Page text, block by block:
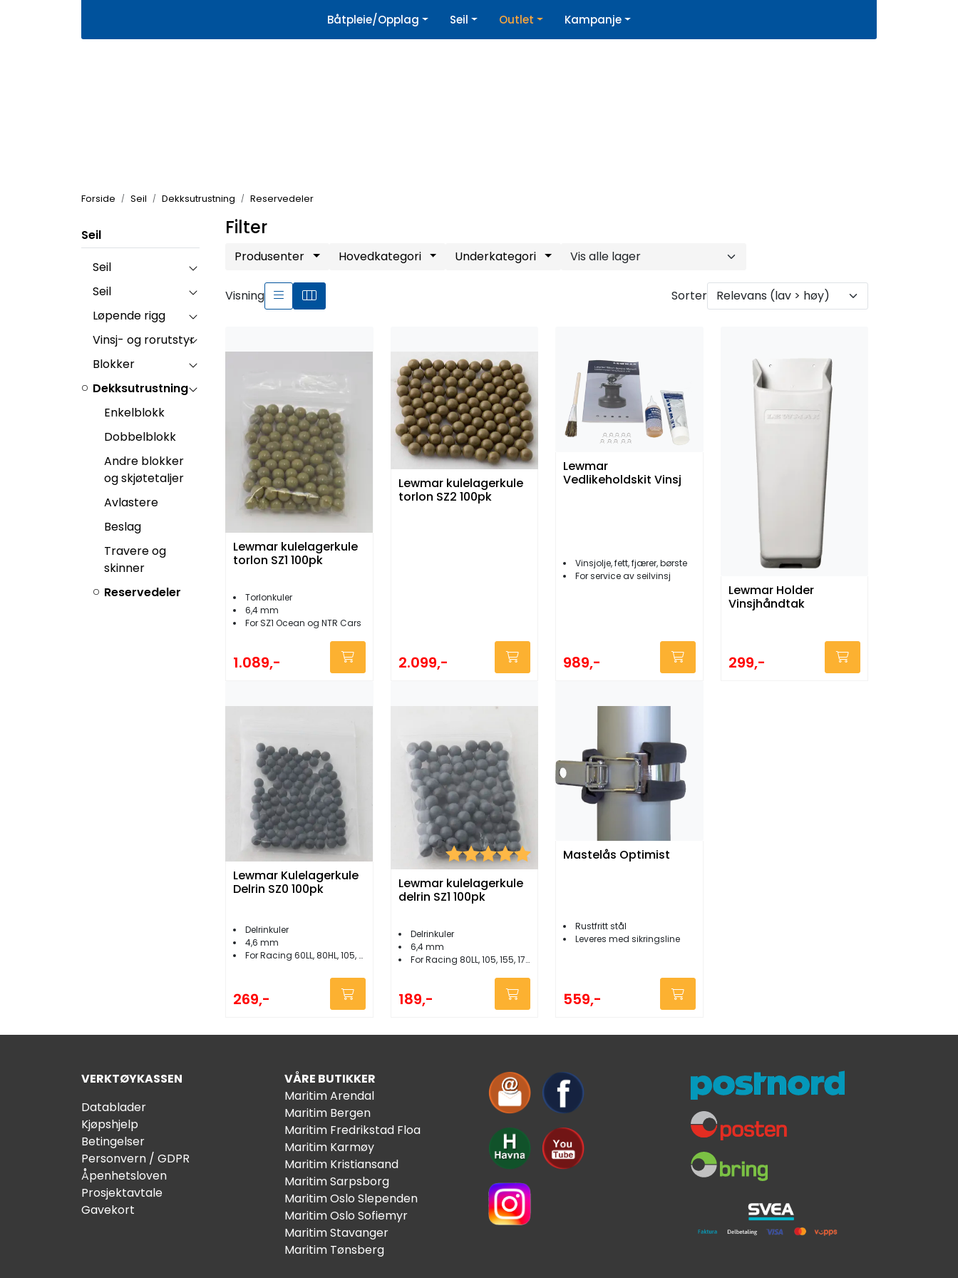
Kjøpshjelp | Nyhetsbrev
Båtpleie/Opplag Seil Outlet Kampanje
Forside Seil Dekksutrustning Reservedeler
Seil
Seil
Seil
Løpende rigg
Vinsj- og rorutstyr
Blokker
Dekksutrustning
Enkelblokk
Dobbelblokk
Andre blokker
og skjøtetaljer
Avlastere
Beslag
Travere og
skinner
Reservedeler
Filter
Produsenter Hovedkategori Underkategori
Visning Sorter
Lewmar kulelagerkule
torlon SZ1 100pk
Torlonkuler
6,4 mm
For SZ1 Ocean og NTR Cars
1.089,-
Lewmar kulelagerkule
torlon SZ2 100pk
2.099,-
Lewmar
Vedlikeholdskit Vinsj
Vinsjolje, fett, fjærer, børste
For service av seilvinsj
989,-
Lewmar Holder
Vinsjhåndtak
299,-
Lewmar Kulelagerkule
Delrin SZ0 100pk
Delrinkuler
4,6 mm
For Racing 60LL, 80HL, 105, 130 blokk/fotblokk
269,-
Karakter:
5.0 av 5 mulige
Lewmar kulelagerkule
delrin SZ1 100pk
Delrinkuler
6,4 mm
For Racing 80LL, 105, 155, 175 blokk/fotblokk
189,-
Mastelås Optimist
Rustfritt stål
Leveres med sikringsline
559,-
VERKTØYKASSEN
Datablader
Kjøpshjelp
Betingelser
Personvern / GDPR
Åpenhetsloven
Prosjektavtale
Gavekort
VÅRE BUTIKKER
Maritim Arendal
Maritim Bergen
Maritim Fredrikstad Floa
Maritim Karmøy
Maritim Kristiansand
Maritim Sarpsborg
Maritim Oslo Slependen
Maritim Oslo Sofiemyr
Maritim Stavanger
Maritim Tønsberg